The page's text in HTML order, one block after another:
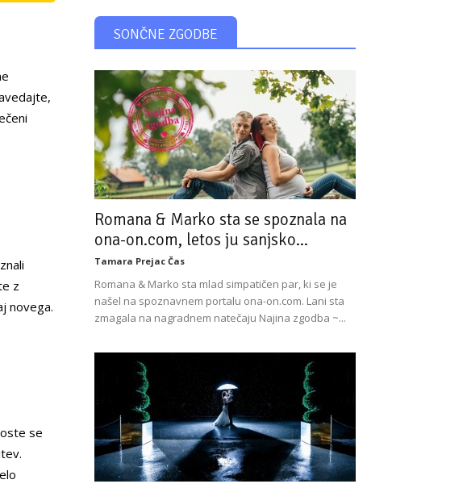
z
novega.
se
SONČNE ZGODBE
Romana & Marko sta se spoznala na
ona-on.com, letos ju sanjsko...
Tamara Prejac Čas
Romana & Marko sta mlad simpatičen par, ki se je
našel na spoznavnem portalu ona-on.com. Lani sta
zmagala na nagradnem natečaju Najina zgodba ~...